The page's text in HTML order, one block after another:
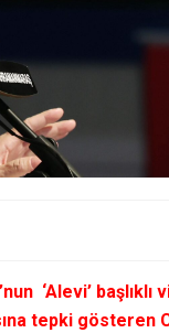
‘Alevi’ başlıklı
tepki gösteren